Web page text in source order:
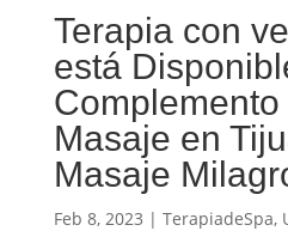
Terapia con
está
Complemento
Masaje en
Masaje
Feb 8, 2023 | TerapiadeSpa,